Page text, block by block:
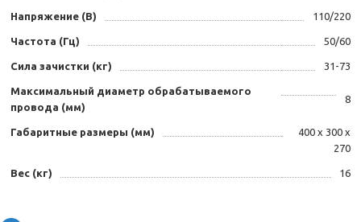
Напряжение (В) 110/220
Частота (Гц) 50/60
Сила зачистки (кг) 31-73
Максимальный диаметр обрабатываемого
провода (мм)
8
Габаритные размеры (мм)
400 х 300 х
270
Вес (кг) 16